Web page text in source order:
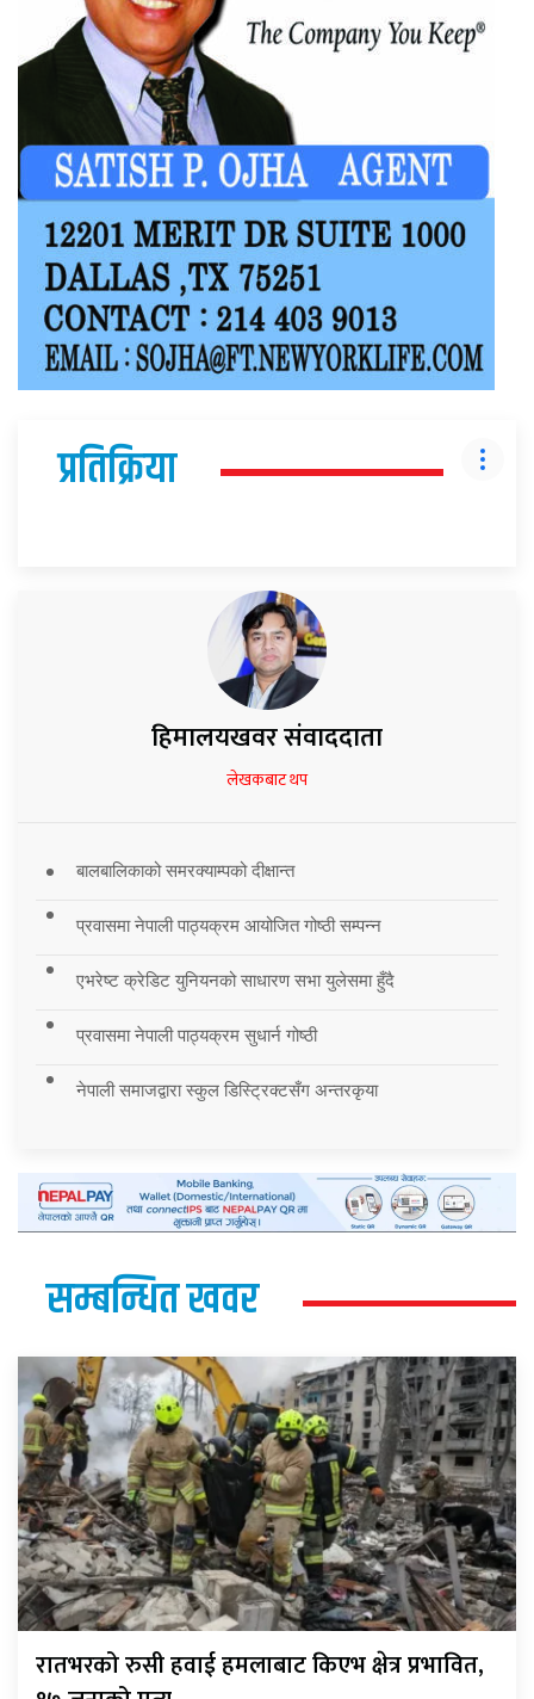
प्रतिक्रिया
हिमालयखवर संवाददाता
लेखकबाट थप
बालबालिकाको समरक्याम्पको दीक्षान्त
प्रवासमा नेपाली पाठ्यक्रम आयोजित गोष्ठी सम्पन्न
एभरेष्ट क्रेडिट युनियनको साधारण सभा युलेसमा हुँदै
प्रवासमा नेपाली पाठ्यक्रम सुधार्न गोष्ठी
नेपाली समाजद्वारा स्कुल डिस्ट्रिक्टसँग अन्तरकृया
सम्बन्धित खवर
रातभरको रुसी हवाई हमलाबाट किएभ क्षेत्र प्रभावित,